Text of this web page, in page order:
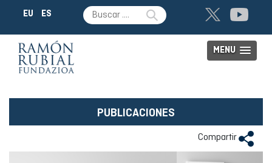
EU ES
MENU
PUBLICACIONES
Compartir